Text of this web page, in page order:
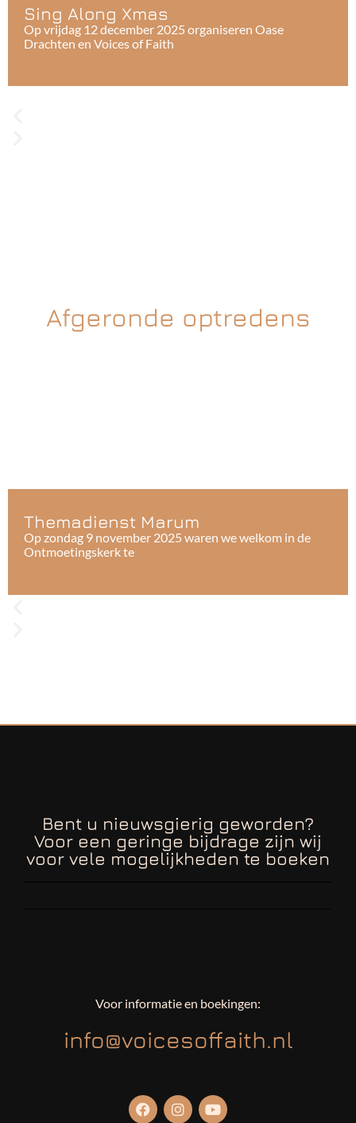
Sing Along Xmas
Op vrijdag 12 december 2025 organiseren Oase
Drachten en Voices of Faith
Afgeronde optredens
Themadienst Marum
Op zondag 9 november 2025 waren we welkom in de
Ontmoetingskerk te
Bent u nieuwsgierig geworden?
Voor een geringe bijdrage zijn wij
voor vele mogelijkheden te boeken
Voor informatie en boekingen:
info@voicesoffaith.nl